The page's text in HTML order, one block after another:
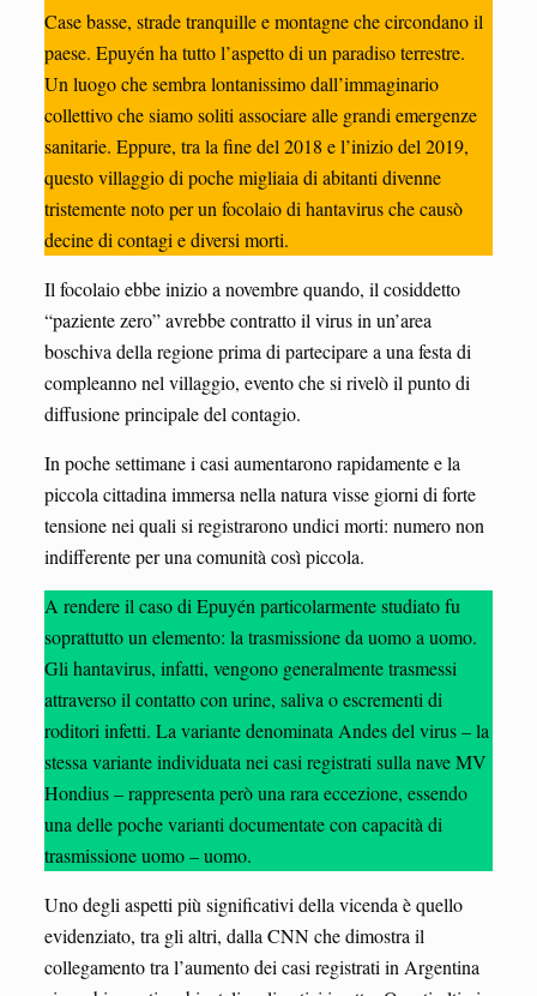
Case basse, strade tranquille e montagne che circondano il
paese. Epuyén ha tutto l’aspetto di un paradiso terrestre.
Un luogo che sembra lontanissimo dall’immaginario
collettivo che siamo soliti associare alle grandi emergenze
sanitarie. Eppure, tra la fine del 2018 e l’inizio del 2019,
questo villaggio di poche migliaia di abitanti divenne
tristemente noto per un focolaio di hantavirus che causò
decine di contagi e diversi morti.
Il focolaio ebbe inizio a novembre quando, il cosiddetto
“paziente zero” avrebbe contratto il virus in un’area
boschiva della regione prima di partecipare a una festa di
compleanno nel villaggio, evento che si rivelò il punto di
diffusione principale del contagio.
In poche settimane i casi aumentarono rapidamente e la
piccola cittadina immersa nella natura visse giorni di forte
tensione nei quali si registrarono undici morti: numero non
indifferente per una comunità così piccola.
A rendere il caso di Epuyén particolarmente studiato fu
soprattutto un elemento: la trasmissione da uomo a uomo.
Gli hantavirus, infatti, vengono generalmente trasmessi
attraverso il contatto con urine, saliva o escrementi di
roditori infetti. La variante denominata Andes del virus – la
stessa variante individuata nei casi registrati sulla nave MV
Hondius – rappresenta però una rara eccezione, essendo
una delle poche varianti documentate con capacità di
trasmissione uomo – uomo.
Uno degli aspetti più significativi della vicenda è quello
evidenziato, tra gli altri, dalla CNN che dimostra il
collegamento tra l’aumento dei casi registrati in Argentina